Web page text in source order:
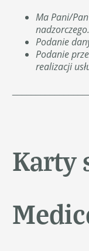
Ma Pani/
nadzorczego.
Podanie
Podanie
realizacji
Karty